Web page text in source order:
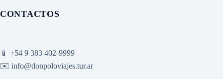
CONTACTOS
📱 +54 9 383 402-9999
✉️ info@donpoloviajes.tur.ar